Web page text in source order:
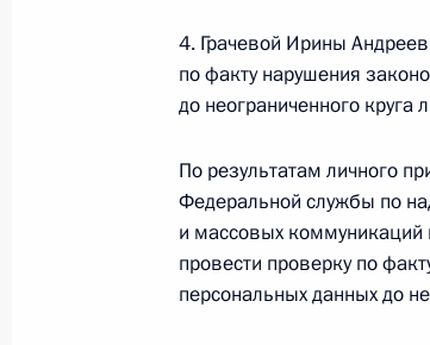
Российской
Российской Федерации
21 мая 2019 года, 22:09
26 декабря 2018 года,
26 декабря 2018 года
Руководитель
4. Грачевой Ирины
по факту нарушения
до неограниченного круга
По результатам личного
Федеральной службы по
и массовых коммуникаций
провести проверку по
персональных данных до